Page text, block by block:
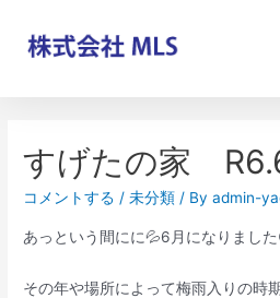
すげたの家
コメントする /未分類 / Byadmin-
あっという間にに💦6月になりまし
その年や場所によって梅雨入りの時